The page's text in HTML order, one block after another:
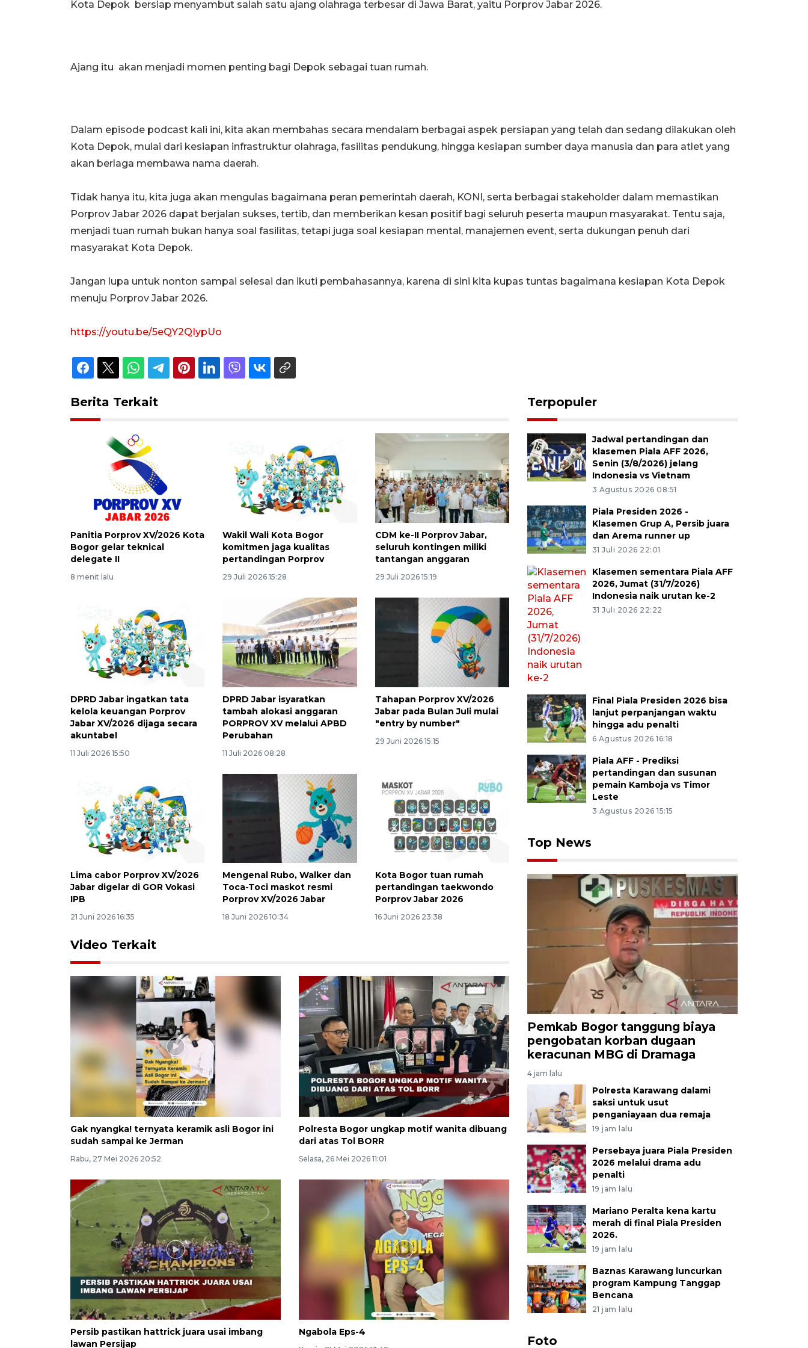
Kota Depok bersiap menyambut salah satu ajang olahraga terbesar di Jawa Barat, yaitu Porprov Jabar 2026.
Ajang itu akan menjadi momen penting bagi Depok sebagai tuan rumah.
Dalam episode podcast kali ini, kita akan membahas secara mendalam berbagai aspek persiapan yang telah dan sedang dilakukan oleh
Kota Depok, mulai dari kesiapan infrastruktur olahraga, fasilitas pendukung, hingga kesiapan sumber daya manusia dan para atlet yang
akan berlaga membawa nama daerah.
Tidak hanya itu, kita juga akan mengulas bagaimana peran pemerintah daerah, KONI, serta berbagai stakeholder dalam memastikan
Porprov Jabar 2026 dapat berjalan sukses, tertib, dan memberikan kesan positif bagi seluruh peserta maupun masyarakat. Tentu saja,
menjadi tuan rumah bukan hanya soal fasilitas, tetapi juga soal kesiapan mental, manajemen event, serta dukungan penuh dari
masyarakat Kota Depok.
Jangan lupa untuk nonton sampai selesai dan ikuti pembahasannya, karena di sini kita kupas tuntas bagaimana kesiapan Kota Depok
menuju Porprov Jabar 2026.
https://youtu.be/5eQY2QIypUo
Berita Terkait
Panitia Porprov XV/2026 Kota
Bogor gelar teknical
delegate II
8 menit lalu
Wakil Wali Kota Bogor
komitmen jaga kualitas
pertandingan Porprov
29 Juli 2026 15:28
CDM ke-II Porprov Jabar,
seluruh kontingen miliki
tantangan anggaran
29 Juli 2026 15:19
DPRD Jabar ingatkan tata
kelola keuangan Porprov
Jabar XV/2026 dijaga secara
akuntabel
11 Juli 2026 15:50
DPRD Jabar isyaratkan
tambah alokasi anggaran
PORPROV XV melalui APBD
Perubahan
11 Juli 2026 08:28
Tahapan Porprov XV/2026
Jabar pada Bulan Juli mulai
"entry by number"
29 Juni 2026 15:15
Lima cabor Porprov XV/2026
Jabar digelar di GOR Vokasi
IPB
21 Juni 2026 16:35
Mengenal Rubo, Walker dan
Toca-Toci maskot resmi
Porprov XV/2026 Jabar
18 Juni 2026 10:34
Kota Bogor tuan rumah
pertandingan taekwondo
Porprov Jabar 2026
16 Juni 2026 23:38
Video Terkait
Gak nyangka! ternyata keramik asli Bogor ini
sudah sampai ke Jerman
Rabu, 27 Mei 2026 20:52
Polresta Bogor ungkap motif wanita dibuang
dari atas Tol BORR
Selasa, 26 Mei 2026 11:01
Persib pastikan hattrick juara usai imbang
lawan Persijap
Ngabola Eps-4
Terpopuler
Jadwal pertandingan dan
klasemen Piala AFF 2026,
Senin (3/8/2026) jelang
Indonesia vs Vietnam
3 Agustus 2026 08:51
Piala Presiden 2026 -
Klasemen Grup A, Persib juara
dan Arema runner up
31 Juli 2026 22:01
Klasemen sementara Piala AFF
2026, Jumat (31/7/2026)
Indonesia naik urutan ke-2
31 Juli 2026 22:22
Final Piala Presiden 2026 bisa
lanjut perpanjangan waktu
hingga adu penalti
6 Agustus 2026 16:18
Piala AFF - Prediksi
pertandingan dan susunan
pemain Kamboja vs Timor
Leste
3 Agustus 2026 15:15
Top News
Pemkab Bogor tanggung biaya
pengobatan korban dugaan
keracunan MBG di Dramaga
4 jam lalu
Polresta Karawang dalami
saksi untuk usut
penganiayaan dua remaja
19 jam lalu
Persebaya juara Piala Presiden
2026 melalui drama adu
penalti
19 jam lalu
Mariano Peralta kena kartu
merah di final Piala Presiden
2026.
19 jam lalu
Baznas Karawang luncurkan
program Kampung Tanggap
Bencana
21 jam lalu
Foto